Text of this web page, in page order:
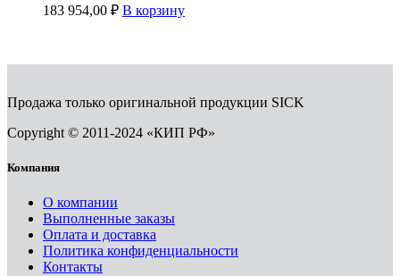
183 954,00 ₽ В корзину
Продажа только оригинальной продукции SICK
Copyright © 2011-2024 «КИП РФ»
Компания
О компании
Выполненные заказы
Оплата и доставка
Политика конфиденциальности
Контакты